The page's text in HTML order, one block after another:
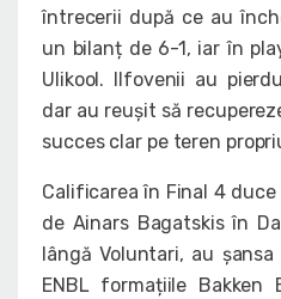
întrecerii după ce au
un bilanț de 6-1, iar în
Ulikool. Ilfovenii au
dar au reușit să
succes clar pe teren
Calificarea în Final 4
de Ainars Bagatskis în
lângă Voluntari, au
ENBL formațiile Bakken